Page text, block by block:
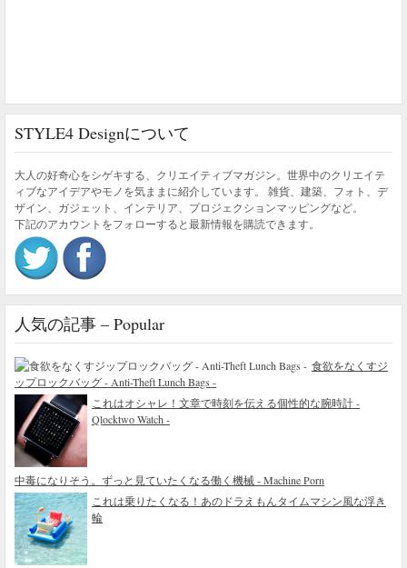
STYLE4 Designについて
大人の好奇心をシゲキする、クリエイティブマガジン。世界中のクリエイテ
ィブなアイデアやモノを気ままに紹介しています。 雑貨、建築、フォト、デ
ザイン、ガジェット、インテリア、プロジェクションマッピングなど。
下記のアカウントをフォローすると最新情報を購読できます。
人気の記事 – Popular
食欲をなくすジ
ップロックバッグ - Anti-Theft Lunch Bags -
これはオシャレ！文章で時刻を伝える個性的な腕時計 -
Qlocktwo Watch -
中毒になりそう。ずっと見ていたくなる働く機械 - Machine Porn
これは乗りたくなる！あのドラえもんタイムマシン風な浮き
輪